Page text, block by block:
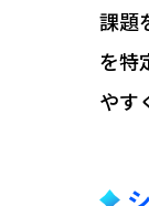
課題
を特
やす